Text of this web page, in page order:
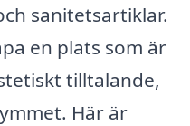
sanitetsartiklar.
en plats som är
tilltalande,
Här är